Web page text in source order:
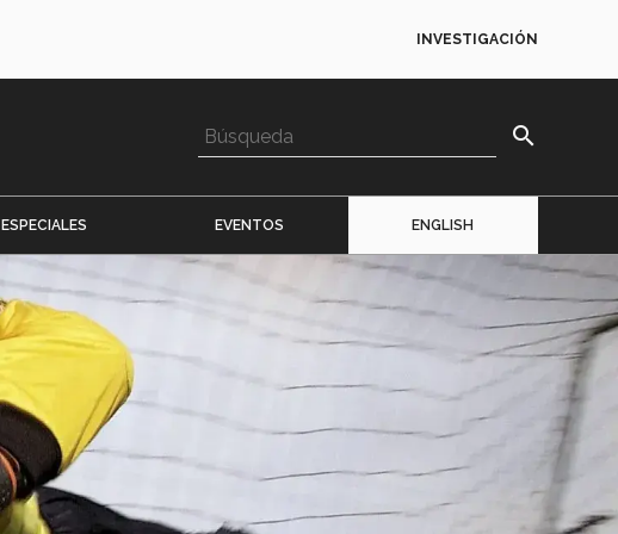
INVESTIGACIÓN
search
ESPECIALES EVENTOS ENGLISH